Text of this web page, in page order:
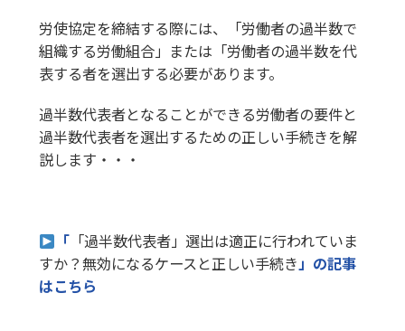
労使協定を締結する際には、「労働者の過半数で
組織する労働組合」または「労働者の過半数を代
表する者を選出する必要があります。
過半数代表者となることができる労働者の要件と
過半数代表者を選出するための正しい手続きを解
説します・・・
「「過半数代表者」選出は適正に行われていま
すか？無効になるケースと正しい手続き」の記事
はこちら